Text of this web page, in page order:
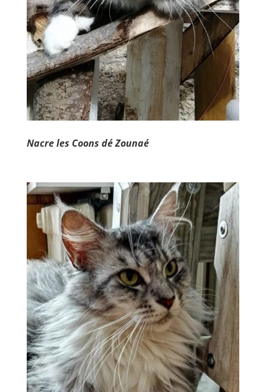
Nacre les Coons dé Zounaé